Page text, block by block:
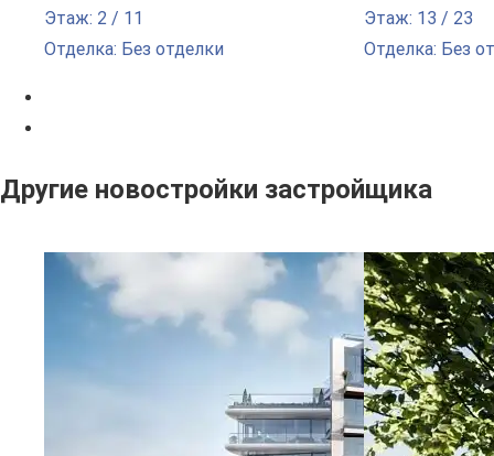
Этаж: 2 / 11
Отделка: Без отделки
Этаж: 13 / 23
Отделка: Без
Другие новостройки застройщика